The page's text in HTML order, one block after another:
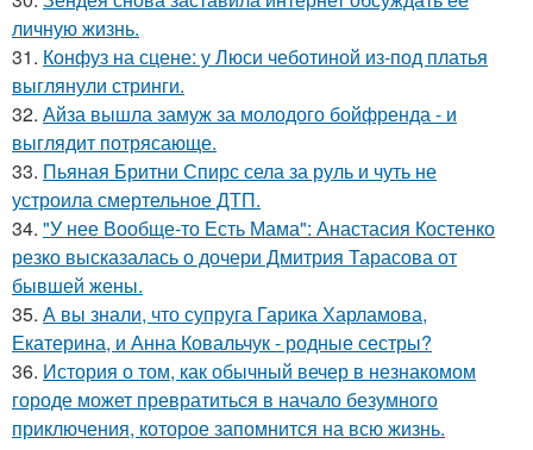
личную жизнь.
31. Конфуз на сцене: у Люси чеботиной из-под платья
выглянули стринги.
32. Айза вышла замуж за молодого бойфренда - и
выглядит потрясающе.
33. Пьяная Бритни Спирс села за руль и чуть не
устроила смертельное ДТП.
34. "У нее Вообще-то Есть Мама": Анастасия Костенко
резко высказалась о дочери Дмитрия Тарасова от
бывшей жены.
35. А вы знали, что супруга Гарика Харламова,
Екатерина, и Анна Ковальчук - родные сестры?
36. История о том, как обычный вечер в незнакомом
городе может превратиться в начало безумного
приключения, которое запомнится на всю жизнь.